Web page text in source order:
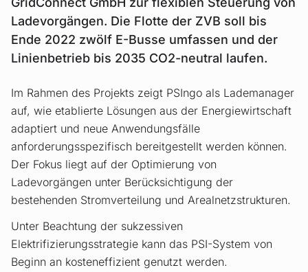
Ladevorgängen. Die Flotte der ZVB soll bis
Ende 2022 zwölf E-Busse umfassen und der
Linienbetrieb bis 2035 CO2-neutral laufen.
Im Rahmen des Projekts zeigt PSIngo als Lademanager
auf, wie etablierte Lösungen aus der Energiewirtschaft
adaptiert und neue Anwendungsfälle
anforderungsspezifisch bereitgestellt werden können.
Der Fokus liegt auf der Optimierung von
Ladevorgängen unter Berücksichtigung der
bestehenden Stromverteilung und Arealnetzstrukturen.
Unter Beachtung der sukzessiven
Elektrifizierungsstrategie kann das PSI-System von
Beginn an kosteneffizient genutzt werden.